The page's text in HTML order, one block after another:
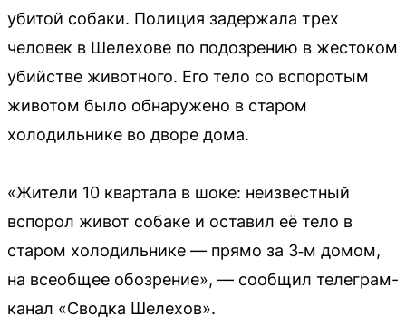
убитой собаки. Полиция задержала трех
человек в Шелехове по подозрению в жестоком
убийстве животного. Его тело со вспоротым
животом было обнаружено в старом
холодильнике во дворе дома.
«Жители 10 квартала в шоке: неизвестный
вспорол живот собаке и оставил её тело в
старом холодильнике — прямо за 3‑м домом,
на всеобщее обозрение», — сообщил телеграм-
канал «Сводка Шелехов».